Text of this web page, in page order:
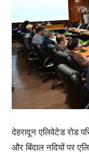
देहरादून एलिवेटेड रोड
और बिंदाल नदियों पर